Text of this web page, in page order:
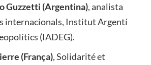
Guzzetti (Argentina), analista
internacionals, Institut Argentí
(IADEG).
(França), Solidarité et